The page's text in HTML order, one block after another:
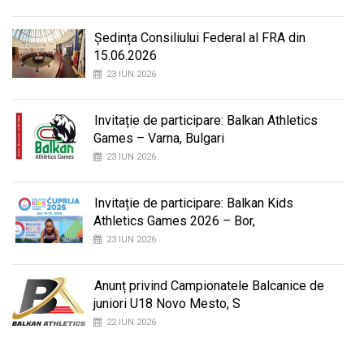
Ședința Consiliului Federal al FRA din
15.06.2026
23 IUN 2026
Invitație de participare: Balkan Athletics
Games – Varna, Bulgari
23 IUN 2026
Invitație de participare: Balkan Kids
Athletics Games 2026 – Bor,
23 IUN 2026
Anunț privind Campionatele Balcanice de
juniori U18 Novo Mesto, S
22 IUN 2026